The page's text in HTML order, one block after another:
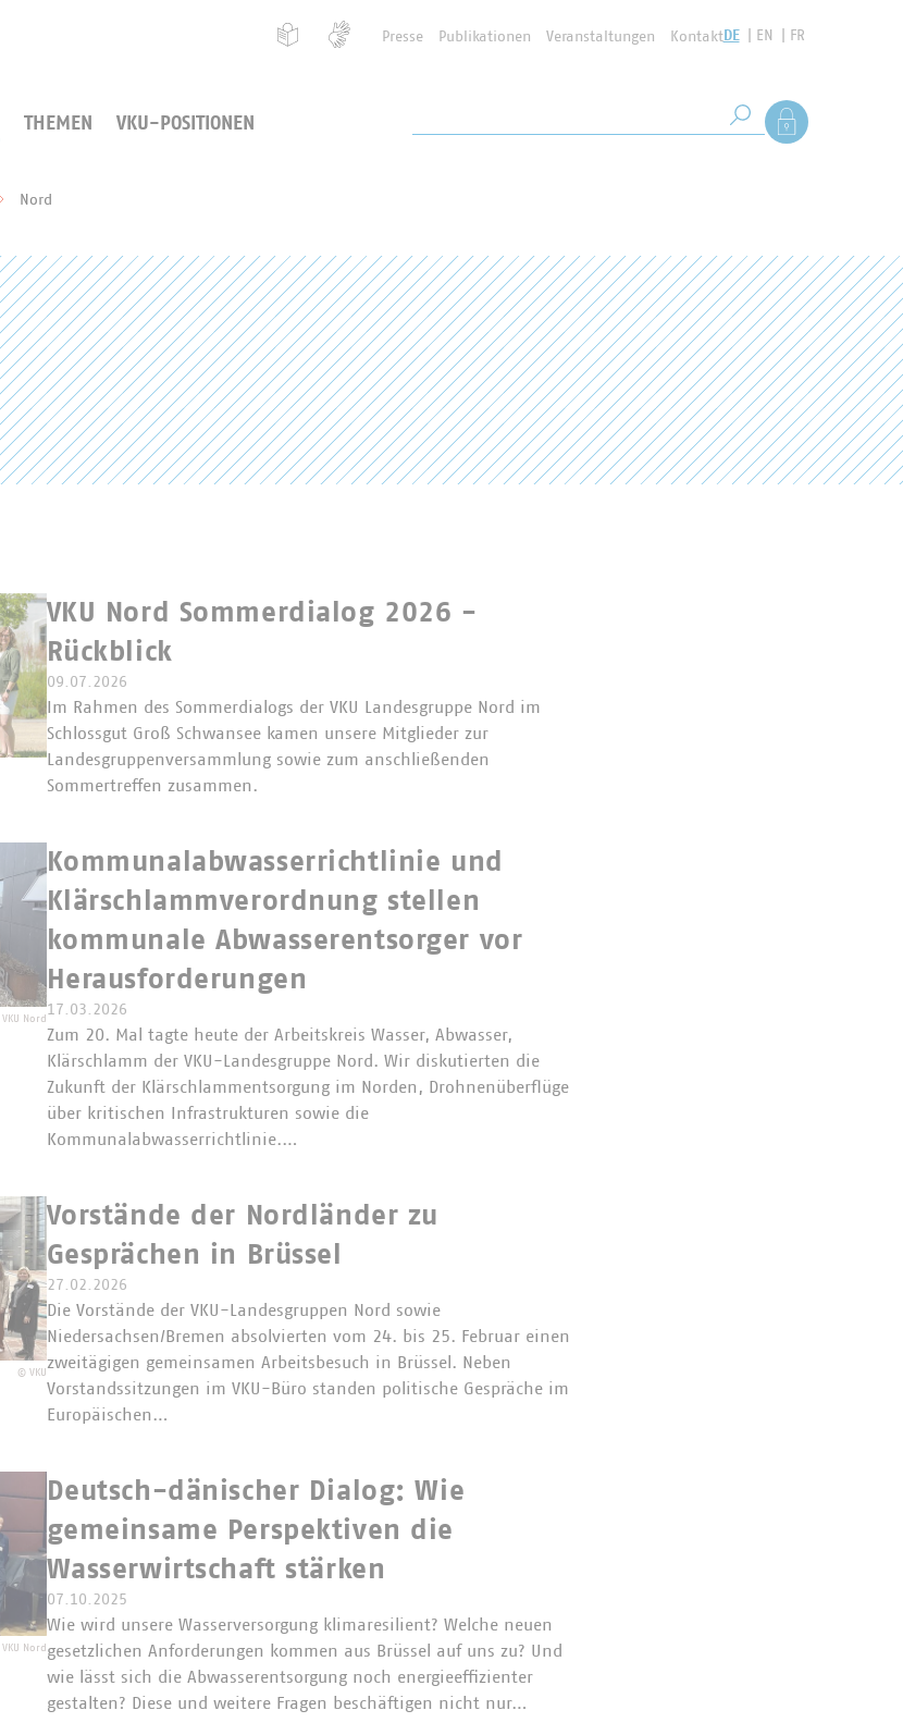
Presse Publikationen Veranstaltungen KontaktDE EN FR
THEMEN VKU-POSITIONEN Suche starten
Als Mitglied
Nord
VKU Nord Sommerdialog 2026 -
Rückblick
09.07.2026
Im Rahmen des Sommerdialogs der VKU Landesgruppe Nord im
Schlossgut Groß Schwansee kamen unsere Mitglieder zur
Landesgruppenversammlung sowie zum anschließenden
Sommertreffen zusammen.
VKU Nord
Kommunalabwasserrichtlinie und
Klärschlammverordnung stellen
kommunale Abwasserentsorger vor
Herausforderungen
17.03.2026
Zum 20. Mal tagte heute der Arbeitskreis Wasser, Abwasser,
Klärschlamm der VKU-Landesgruppe Nord. Wir diskutierten die
Zukunft der Klärschlammentsorgung im Norden, Drohnenüberflüge
über kritischen Infrastrukturen sowie die
Kommunalabwasserrichtlinie.…
© VKU
Vorstände der Nordländer zu
Gesprächen in Brüssel
27.02.2026
Die Vorstände der VKU-Landesgruppen Nord sowie
Niedersachsen/Bremen absolvierten vom 24. bis 25. Februar einen
zweitägigen gemeinsamen Arbeitsbesuch in Brüssel. Neben
Vorstandssitzungen im VKU-Büro standen politische Gespräche im
Europäischen…
VKU Nord
Deutsch-dänischer Dialog: Wie
gemeinsame Perspektiven die
Wasserwirtschaft stärken
07.10.2025
Wie wird unsere Wasserversorgung klimaresilient? Welche neuen
gesetzlichen Anforderungen kommen aus Brüssel auf uns zu? Und
wie lässt sich die Abwasserentsorgung noch energieeffizienter
gestalten? Diese und weitere Fragen beschäftigen nicht nur…